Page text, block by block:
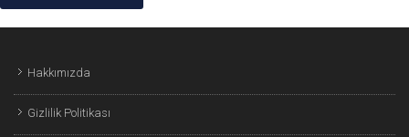
Hakkımızda
Gizlilik Politikası